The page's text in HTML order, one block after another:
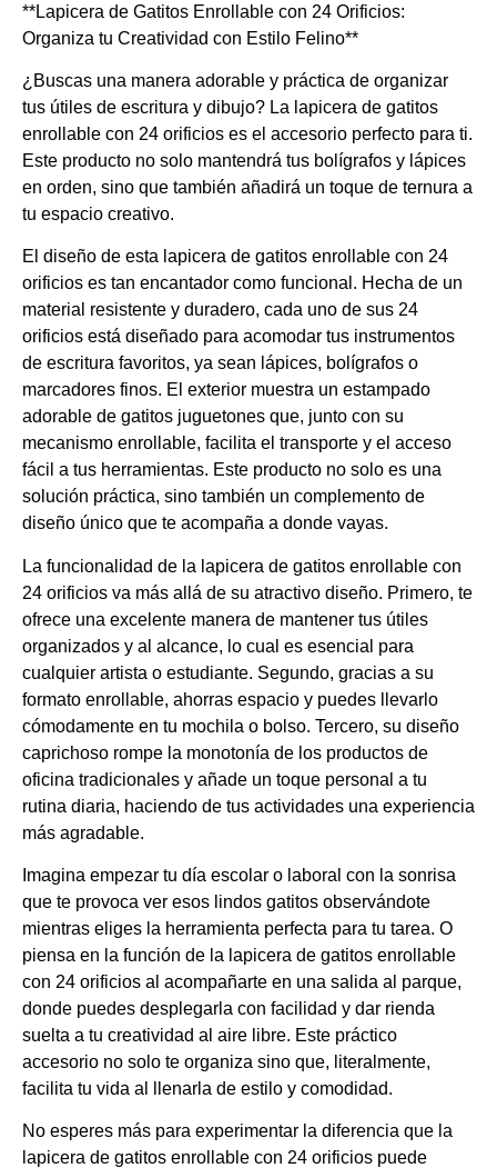
**Lapicera de Gatitos Enrollable con 24 Orificios:
Organiza tu Creatividad con Estilo Felino**
¿Buscas una manera adorable y práctica de organizar
tus útiles de escritura y dibujo? La lapicera de gatitos
enrollable con 24 orificios es el accesorio perfecto para ti.
Este producto no solo mantendrá tus bolígrafos y lápices
en orden, sino que también añadirá un toque de ternura a
tu espacio creativo.
El diseño de esta lapicera de gatitos enrollable con 24
orificios es tan encantador como funcional. Hecha de un
material resistente y duradero, cada uno de sus 24
orificios está diseñado para acomodar tus instrumentos
de escritura favoritos, ya sean lápices, bolígrafos o
marcadores finos. El exterior muestra un estampado
adorable de gatitos juguetones que, junto con su
mecanismo enrollable, facilita el transporte y el acceso
fácil a tus herramientas. Este producto no solo es una
solución práctica, sino también un complemento de
diseño único que te acompaña a donde vayas.
La funcionalidad de la lapicera de gatitos enrollable con
24 orificios va más allá de su atractivo diseño. Primero, te
ofrece una excelente manera de mantener tus útiles
organizados y al alcance, lo cual es esencial para
cualquier artista o estudiante. Segundo, gracias a su
formato enrollable, ahorras espacio y puedes llevarlo
cómodamente en tu mochila o bolso. Tercero, su diseño
caprichoso rompe la monotonía de los productos de
oficina tradicionales y añade un toque personal a tu
rutina diaria, haciendo de tus actividades una experiencia
más agradable.
Imagina empezar tu día escolar o laboral con la sonrisa
que te provoca ver esos lindos gatitos observándote
mientras eliges la herramienta perfecta para tu tarea. O
piensa en la función de la lapicera de gatitos enrollable
con 24 orificios al acompañarte en una salida al parque,
donde puedes desplegarla con facilidad y dar rienda
suelta a tu creatividad al aire libre. Este práctico
accesorio no solo te organiza sino que, literalmente,
facilita tu vida al llenarla de estilo y comodidad.
No esperes más para experimentar la diferencia que la
lapicera de gatitos enrollable con 24 orificios puede